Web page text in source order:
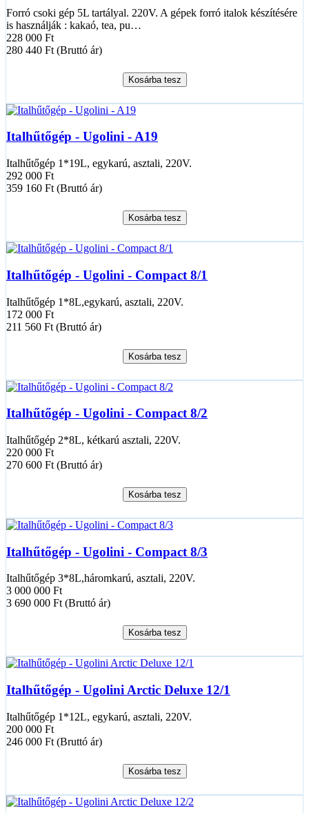
Forró csoki gép 5L tartályal. 220V. A gépek forró italok készítésére
is használják : kakaó, tea, pu…
228 000 Ft
280 440 Ft (Bruttó ár)
Kosárba tesz
Italhűtőgép - Ugolini - A19
Italhűtőgép 1*19L, egykarú, asztali, 220V.
292 000 Ft
359 160 Ft (Bruttó ár)
Kosárba tesz
Italhűtőgép - Ugolini - Compact 8/1
Italhűtőgép 1*8L,egykarú, asztali, 220V.
172 000 Ft
211 560 Ft (Bruttó ár)
Kosárba tesz
Italhűtőgép - Ugolini - Compact 8/2
Italhűtőgép 2*8L, kétkarú asztali, 220V.
220 000 Ft
270 600 Ft (Bruttó ár)
Kosárba tesz
Italhűtőgép - Ugolini - Compact 8/3
Italhűtőgép 3*8L,háromkarú, asztali, 220V.
3 000 000 Ft
3 690 000 Ft (Bruttó ár)
Kosárba tesz
Italhűtőgép - Ugolini Arctic Deluxe 12/1
Italhűtőgép 1*12L, egykarú, asztali, 220V.
200 000 Ft
246 000 Ft (Bruttó ár)
Kosárba tesz